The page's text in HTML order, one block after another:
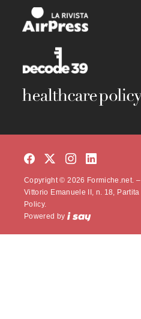
Copyright © 2026 Formiche.net.
Vittorio Emanuele II, n. 18,
Policy.
Powered by